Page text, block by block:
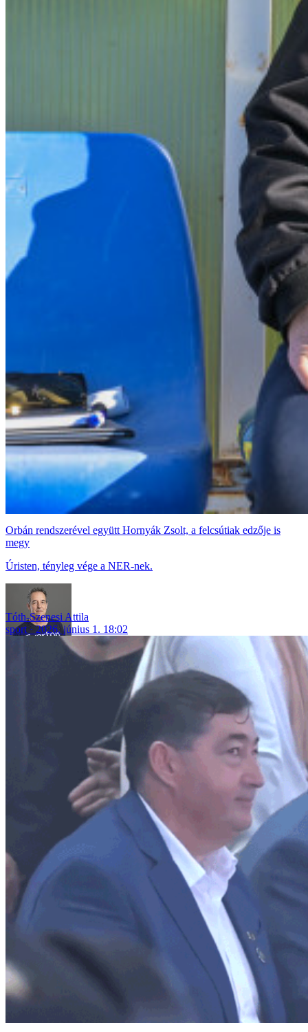
Orbán rendszerével együtt Hornyák Zsolt, a felcsútiak edzője is
megy
Úristen, tényleg vége a NER-nek.
Tóth-Szenesi Attila
sport
2026. június 1. 18:02